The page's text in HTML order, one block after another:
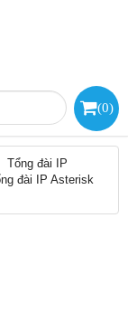
(0)
Tổng đài IP
đài IP Asterisk